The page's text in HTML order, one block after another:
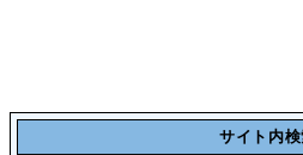
サイト内検